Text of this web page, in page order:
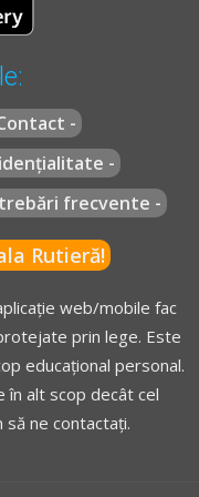
-
-
frecvente -
Rutieră!
web/mobile fac
prin lege. Este
educațional personal.
alt scop decât cel
să ne contactați.